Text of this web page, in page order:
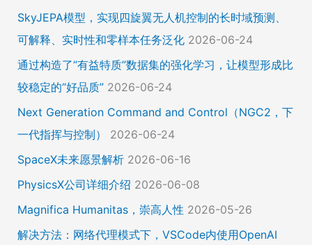
SkyJEPA模型，实现四旋翼无人机控制的长时域预测、
可解释、实时性和零样本任务泛化 2026-06-24
通过构造了“有益特质”数据集的强化学习，让模型形成比
较稳定的“好品质” 2026-06-24
Next Generation Command and Control（NGC2，下
一代指挥与控制）
2026-06-24
SpaceX未来愿景解析 2026-06-16
PhysicsX公司详细介绍 2026-06-08
Magnifica Humanitas，崇高人性 2026-05-26
解决方法：网络代理模式下，VSCode内使用OpenAI